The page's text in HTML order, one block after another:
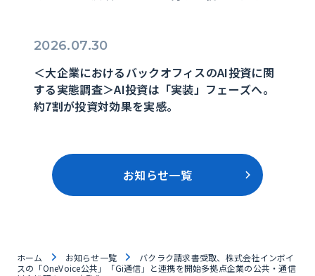
2026.07.30
＜大企業におけるバックオフィスのAI投資に関
する実態調査＞AI投資は「実装」フェーズへ。
約7割が投資対効果を実感。
お知らせ一覧
ホーム お知らせ一覧
バクラク請求書受取、株式会社インボイ
スの「OneVoice公共」「Gi通信」と連携を開始多拠点企業の公共・通信